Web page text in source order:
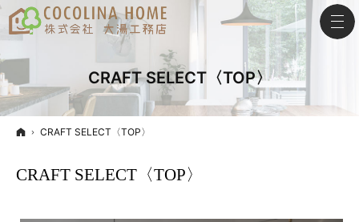
CRAFT SELECT〈TOP〉
ホーム
CRAFT SELECT〈TOP〉
CRAFT SELECT〈TOP〉